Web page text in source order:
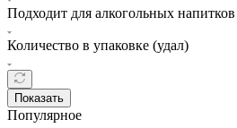
Подходит для алкогольных напитков
Количество в упаковке (удал)
Показать
Популярное